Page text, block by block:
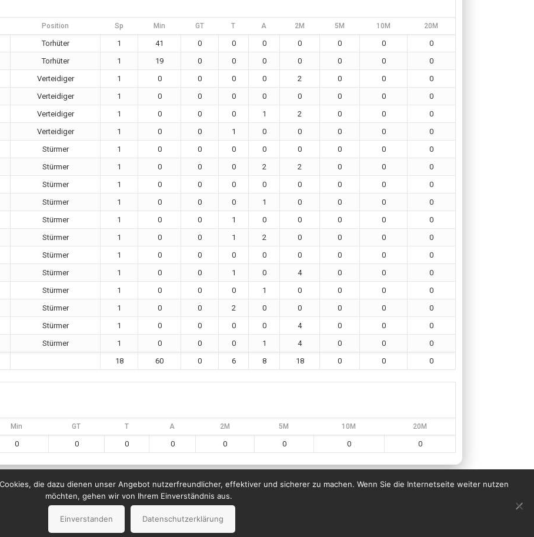
Position Sp Min GT T A 2M 5M 10M 20M
Torhüter 1 41 0 0 0 0 0 0
0
Torhüter 1 19 0 0 0 0 0 0
0
Verteidiger 1 0 0 0 0 2 0 0
0
Verteidiger 1 0 0 0 0 0 0 0
0
Verteidiger 1 0 0 0 1 2 0 0
0
Verteidiger 1 0 0 1 0 0 0 0
0
Stürmer 1 0 0 0 0 0 0 0
0
Stürmer 1 0 0 0 2 2 0 0
0
Stürmer 1 0 0 0 0 0 0 0
0
Stürmer 1 0 0 0 1 0 0 0
0
Stürmer 1 0 0 1 0 0 0 0
0
Stürmer 1 0 0 1 2 0 0 0
0
Stürmer 1 0 0 0 0 0 0 0
0
Stürmer 1 0 0 1 0 4 0 0
0
Stürmer 1 0 0 0 1 0 0 0
0
Stürmer 1 0 0 2 0 0 0 0
0
Stürmer 1 0 0 0 0 4 0 0
0
Stürmer 1 0 0 0 1 4 0 0
0
18 60 0 6 8 18 0 0 0
Min GT T A 2M 5M 10M 20M
0 0 0 0 0 0 0 0
die dazu dienen unser Angebot nutzerfreundlicher, effektiver und sicherer zu machen. Wenn Sie die Internetseite weiter nutzen
möchten, gehen wir von Ihrem Einverständnis aus.
Einverstanden Datenschutzerklärung